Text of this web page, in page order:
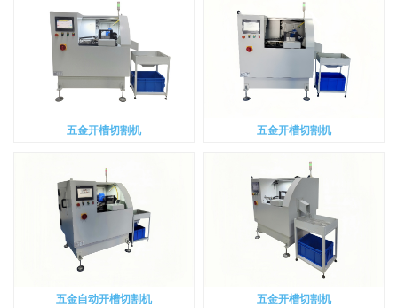
五金开槽切割机 五金开槽切割机
五金自动开槽切割机 五金开槽切割机